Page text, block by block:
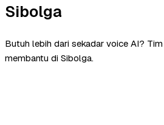
Sibolga
Butuh lebih dari sekadar voice AI?
membantu di Sibolga.